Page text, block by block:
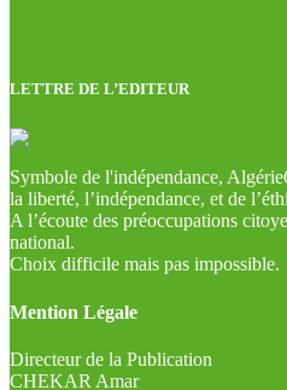
LETTRE DE L’EDITEUR
Symbole de l'indépendance,
la liberté, l’indépendance, et de
A l’écoute des préoccupations
national.
Choix difficile mais pas impossible.
Mention Légale
Directeur de la Publication
CHEKAR Amar